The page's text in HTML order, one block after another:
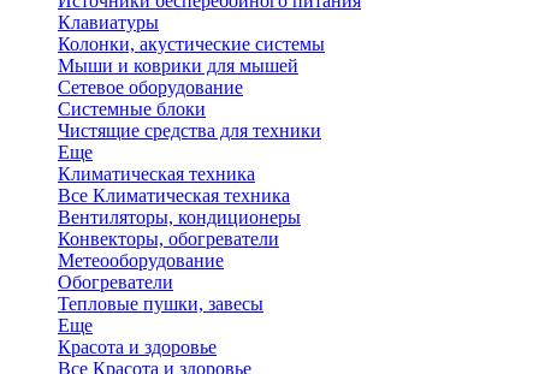
Клавиатуры
Колонки, акустические системы
Мыши и коврики для мышей
Сетевое оборудование
Системные блоки
Чистящие средства для техники
Еще
Климатическая техника
Все Климатическая техника
Вентиляторы, кондиционеры
Конвекторы, обогреватели
Метеооборудование
Обогреватели
Тепловые пушки, завесы
Еще
Красота и здоровье
Все Красота и здоровье